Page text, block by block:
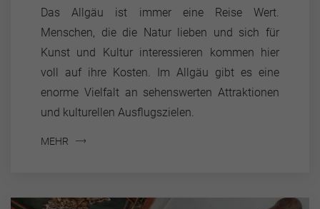
Das Allgäu ist immer eine Reise Wert.
Menschen, die die Natur lieben und sich für
Kunst und Kultur interessieren kommen hier
voll auf ihre Kosten. Im Allgäu gibt es eine
enorme Vielfalt an sehenswerten Attraktionen
und kulturellen Ausflugszielen.
MEHR